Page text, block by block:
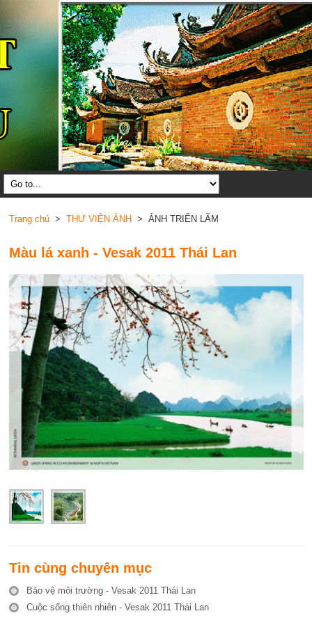
Trang chủ> THƯ VIỆN ẢNH> ẢNH TRIỂN LÃM
Màu lá xanh - Vesak 2011 Thái Lan
Tin cùng chuyên mục
Bảo vệ môi trường - Vesak 2011 Thái Lan
Cuộc sống thiên nhiên - Vesak 2011 Thái Lan